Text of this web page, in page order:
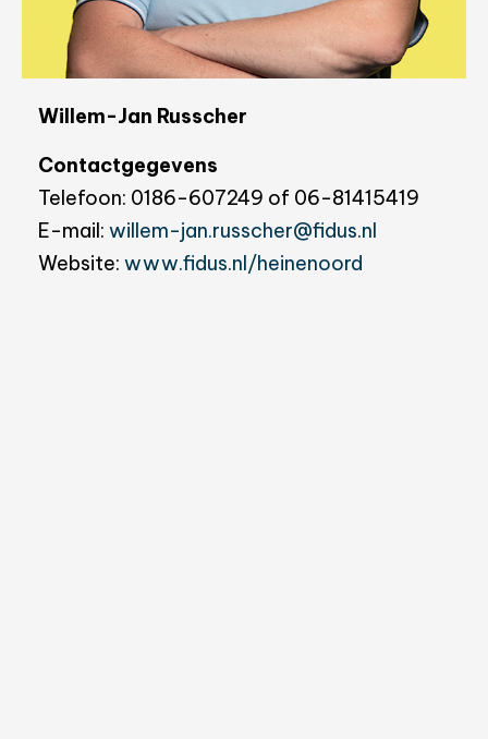
Willem-Jan Russcher
Contactgegevens
Telefoon: 0186-607249 of 06-81415419
E-mail: willem-jan.russcher@fidus.nl
Website: www.fidus.nl/heinenoord